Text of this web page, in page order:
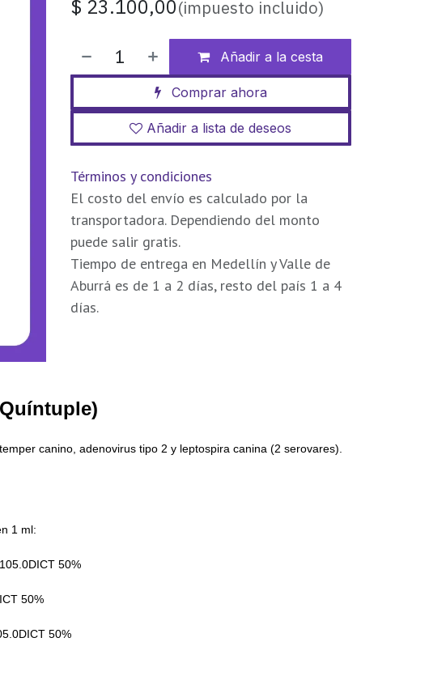
$ 23.100,00(impuesto incluido)
Añadir a la cesta
Comprar ahora
Añadir a lista de deseos
Términos y condiciones
El costo del envío es calculado por la
transportadora. Dependiendo del monto
puede salir gratis.
Tiempo de entrega en Medellín y Valle de
Aburrá es de 1 a 2 días, resto del país 1 a 4
días.
canino, adenovirus tipo 2 y leptospira canina (2 serovares).
1 ml:
50%
50%
50%